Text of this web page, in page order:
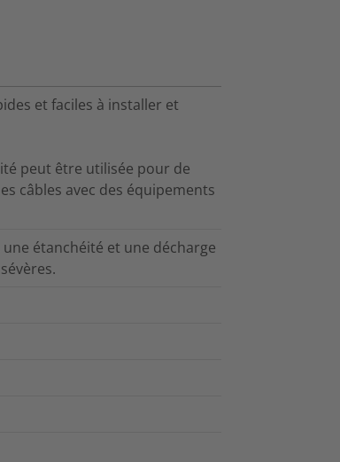
et faciles à installer et
peut être utilisée pour de
câbles avec des équipements
étanchéité et une décharge